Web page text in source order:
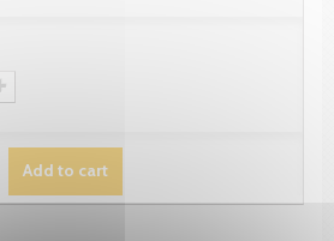
Add to cart